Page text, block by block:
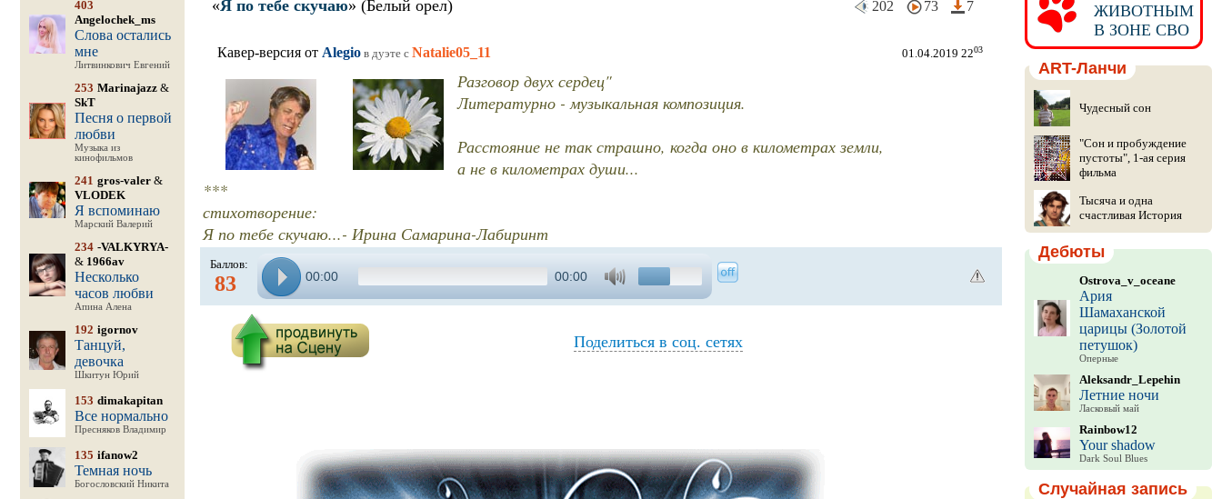
403
Angelochek_ms
Слова остались
мне
Литвинкович Евгений
253 Marinajazz&
SkT
Песня о первой
любви
Музыка из
кинофильмов
241 gros-valer&
VLODEK
Я вспоминаю
Марский Валерий
234 -VALKYRYA-
& 1966av
Несколько
часов любви
Апина Алена
192 igornov
Танцуй,
девочка
Шкитун Юрий
153 dimakapitan
Все нормально
Пресняков Владимир
135 ifanow2
Темная ночь
Богословский Никита
«Я по тебе скучаю» (Белый орел) 202 73 7
Кавер-версия от Alegioв дуэте c Natalie05_11 01.04.2019 2203
Разговор двух сердец"
Литературно - музыкальная композиция.
Расстояние не так страшно, когда оно в километрах земли,
а не в километрах души...
***
стихотворение:
Я по тебе скучаю...- Ирина Самарина-Лабиринт
Баллов:
83 00:00 00:00
Поделиться в соц. сетях
ЖИВОТНЫМ
В ЗОНЕ СВО
ART-Ланчи
Чудесный сон
"Сон и пробуждение
пустоты", 1-ая серия
фильма
Тысяча и одна
счастливая История
Дебюты
Ostrova_v_oceane
Ария
Шамаханской
царицы (Золотой
петушок)
Оперные
Aleksandr_Lepehin
Летние ночи
Ласковый май
Rainbow12
Your shadow
Dark Soul Blues
Случайная запись